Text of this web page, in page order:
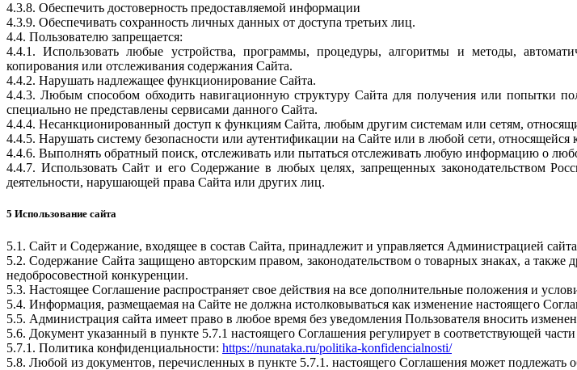
4.3.8. Обеспечить достоверность предоставляемой информации
4.3.9. Обеспечивать сохранность личных данных от доступа третьих лиц.
4.4. Пользователю запрещается:
4.4.1. Использовать любые устройства, программы, процедуры, алгоритмы и методы,
копирования или отслеживания содержания Сайта.
4.4.2. Нарушать надлежащее функционирование Сайта.
4.4.3. Любым способом обходить навигационную структуру Сайта для получения или попытки
специально не представлены сервисами данного Сайта.
4.4.4. Несанкционированный доступ к функциям Сайта, любым другим системам или сетям,
4.4.5. Нарушать систему безопасности или аутентификации на Сайте или в любой сети, относящейся
4.4.6. Выполнять обратный поиск, отслеживать или пытаться отслеживать любую информацию о
4.4.7. Использовать Сайт и его Содержание в любых целях, запрещенных законодательством
деятельности, нарушающей права Сайта или других лиц.
5 Использование сайта
5.1. Сайт и Содержание, входящее в состав Сайта, принадлежит и управляется Администрацией
5.2. Содержание Сайта защищено авторским правом, законодательством о товарных знаках, а
недобросовестной конкуренции.
5.3. Настоящее Соглашение распространяет свое действия на все дополнительные положения и
5.4. Информация, размещаемая на Сайте не должна истолковываться как изменение настоящего
5.5. Администрация сайта имеет право в любое время без уведомления Пользователя вносить
5.6. Документ указанный в пункте 5.7.1 настоящего Соглашения регулирует в соответствующей
5.7.1. Политика конфиденциальности: https://nunataka.ru/politika-konfidencialnosti/
5.8. Любой из документов, перечисленных в пункте 5.7.1. настоящего Соглашения может